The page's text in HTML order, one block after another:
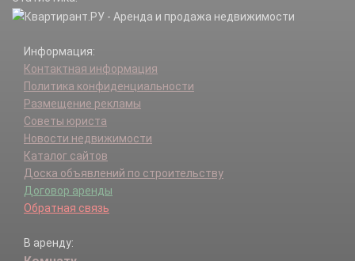
Информация:
Контактная информация
Политика конфиденциальности
Размещение рекламы
Советы юриста
Новости недвижимости
Каталог сайтов
Доска объявлений по строительству
Договор аренды
Обратная связь
В аренду: